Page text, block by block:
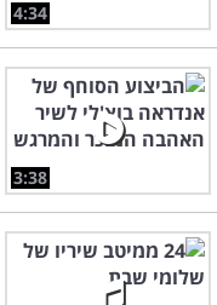
4:34
3:38